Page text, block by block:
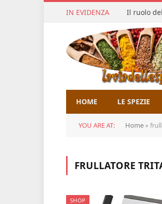
IN EVIDENZA Il ruolo
HOME LE SPEZIE
YOU ARE AT: Home »
FRULLATORE
SHOP